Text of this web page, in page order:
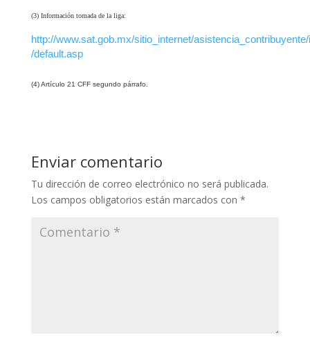
(3) Información tomada de la liga:
http://www.sat.gob.mx/sitio_internet/
/default.asp
(4) Artículo 21 CFF segundo párrafo.
Enviar comentario
Tu dirección de correo electrónico no será publicada.
Los campos obligatorios están marcados con *